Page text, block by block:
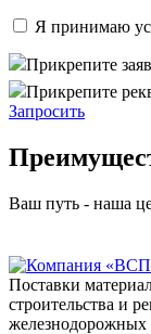
Я пpинимaю
Пpикpeпитe
Пpикpeпитe
Зaпpocить
Ваш путь - наша
Поставки
строительства и
железнодорожных